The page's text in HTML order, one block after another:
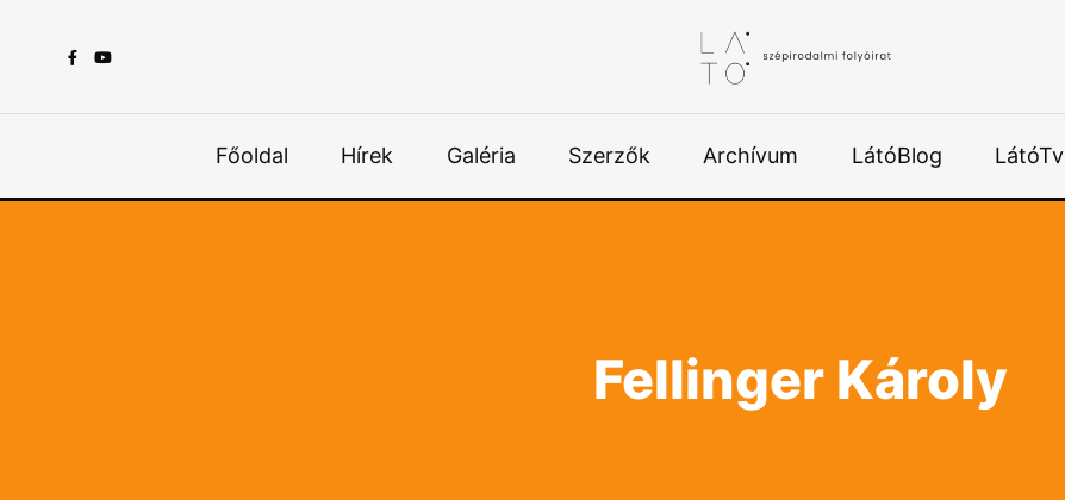
Főoldal Hírek Galéria Szerzők Archívum LátóBlog LátóTv
Fellinger Károly